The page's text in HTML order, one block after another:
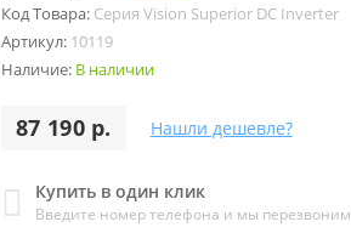
Код Товара: Серия Vision Superior DC Inverter
Артикул: 10119
Наличие: В наличии
87 190 р. Нашли дешевле?
Купить в один клик
Введите номер телефона и мы перезвоним